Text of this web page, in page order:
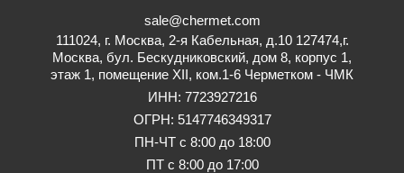
sale@chermet.com
111024, г. Москва, 2-я Кабельная, д.10 127474,г.
Москва, бул. Бескудниковский, дом 8, корпус 1,
этаж 1, помещение XII, ком.1-6 Черметком - ЧМК
ИНН: 7723927216
ОГРН: 5147746349317
ПН-ЧТ с 8:00 до 18:00
ПТ с 8:00 до 17:00